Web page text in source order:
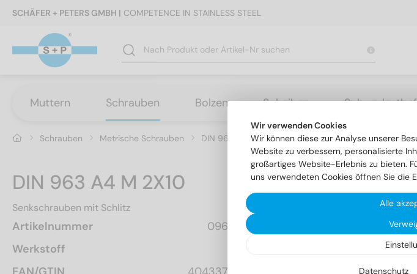
SCHÄFER + PETERS GMBH | COMPETENCE IN STAINLESS STEEL
Muttern Schrauben Bolzen Scheiben
Schrauben Metrische Schrauben DIN 963 - Senkschrauben mit Schlitz DIN 963 A4
DIN 963 A4 M 2X10
Senkschrauben mit Schlitz
Artikelnummer
096342  10
Werkstoff
Wir verwenden Cookies
Wir können diese zur Analyse unserer
Website zu verbessern, personalisierte
großartiges Website-Erlebnis zu bieten.
uns verwendeten Cookies öffnen Sie die
Alle
Datenschutz